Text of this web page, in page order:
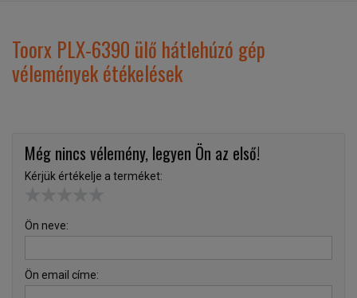
Toorx PLX-6390 ülő hátlehúzó gép
vélemények étékelések
Még nincs vélemény, legyen Ön az első!
Kérjük értékelje a terméket:
Ön neve:
Ön email címe: